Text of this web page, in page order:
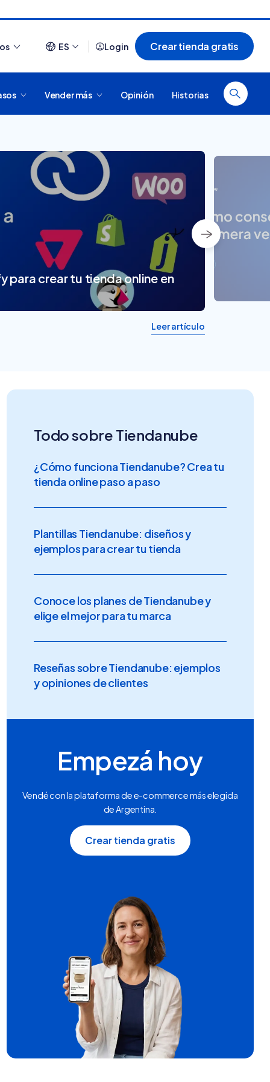
¿Cómo es comprar en
Tiendanube? Conocé
Nube para vender más
20 tiendas online
argentinas creadas con
Tiendanube
ES Login Crear tienda gratis
Vender más Opinión Historias
Próximo
para crear tu tienda online en
Leer artículo
Todo sobre Tiendanube
¿Cómo funciona Tiendanube? Crea tu
tienda online paso a paso
Plantillas Tiendanube: diseños y
ejemplos para crear tu tienda
Conoce los planes de Tiendanube y
elige el mejor para tu marca
Reseñas sobre Tiendanube: ejemplos
y opiniones de clientes
Empezá hoy
Vendé con la plataforma de e-commerce más elegida
de Argentina.
Crear tienda gratis